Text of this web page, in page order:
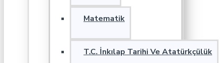
Matematik
T.C. İnkılap Tarihi Ve Atatürkçülük